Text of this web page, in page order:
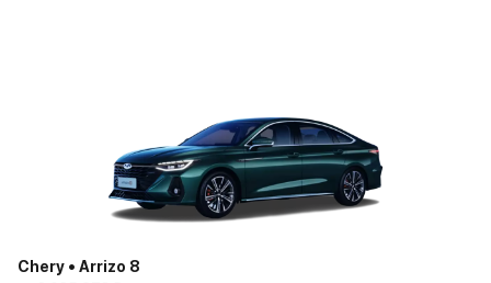
Chery • Arrizo 8